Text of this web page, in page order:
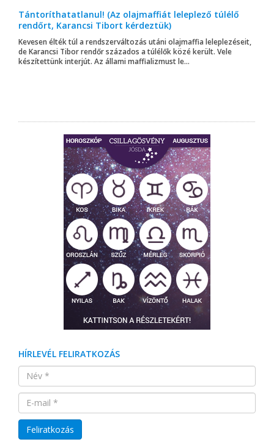
Tántoríthatatlanul! (Az olajmaffiát leleplező túlélő
rendőrt, Karancsi Tibort kérdeztük)
Kevesen élték túl a rendszerváltozás utáni olajmaffia leleplezéseit,
de Karancsi Tibor rendőr százados a túlélők közé került. Vele
készítettünk interjút. Az állami maffializmust le...
HÍRLEVÉL FELIRATKOZÁS